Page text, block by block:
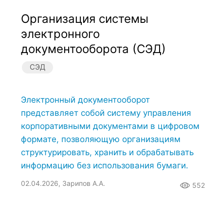
Организация системы
электронного
документооборота (СЭД)
СЭД
Электронный документооборот
представляет собой систему управления
корпоративными документами в цифровом
формате, позволяющую организациям
структурировать, хранить и обрабатывать
информацию без использования бумаги.
02.04.2026, Зарипов А.А. 552